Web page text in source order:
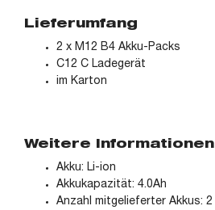
Lieferumfang
2 x M12 B4 Akku-Packs
C12 C Ladegerät
im Karton
Weitere Informationen
Akku: Li-ion
Akkukapazität: 4.0Ah
Anzahl mitgelieferter Akkus: 2